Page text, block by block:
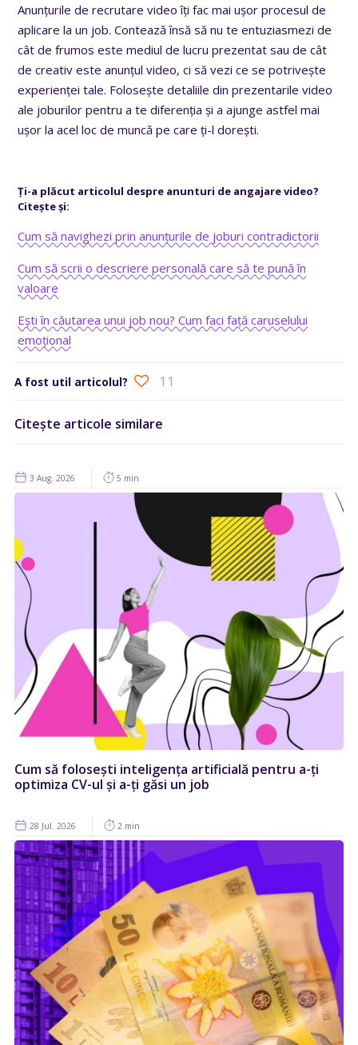
Anunțurile de recrutare video îți fac mai ușor procesul de
aplicare la un job. Contează însă să nu te entuziasmezi de
cât de frumos este mediul de lucru prezentat sau de cât
de creativ este anunțul video, ci să vezi ce se potrivește
experienței tale. Folosește detaliile din prezentarile video
ale joburilor pentru a te diferenția și a ajunge astfel mai
ușor la acel loc de muncă pe care ți-l dorești.
Ți-a plăcut articolul despre anunturi de angajare video?
Citește și:
Cum să navighezi prin anunțurile de joburi contradictorii
Cum să scrii o descriere personală care să te pună în
valoare
Ești în căutarea unui job nou? Cum faci față caruselului
emoțional
A fost util articolul? 11
Citește articole similare
3 Aug. 2026 5 min
Cum să folosești inteligența artificială pentru a-ți
optimiza CV-ul și a-ți găsi un job
28 Jul. 2026 2 min